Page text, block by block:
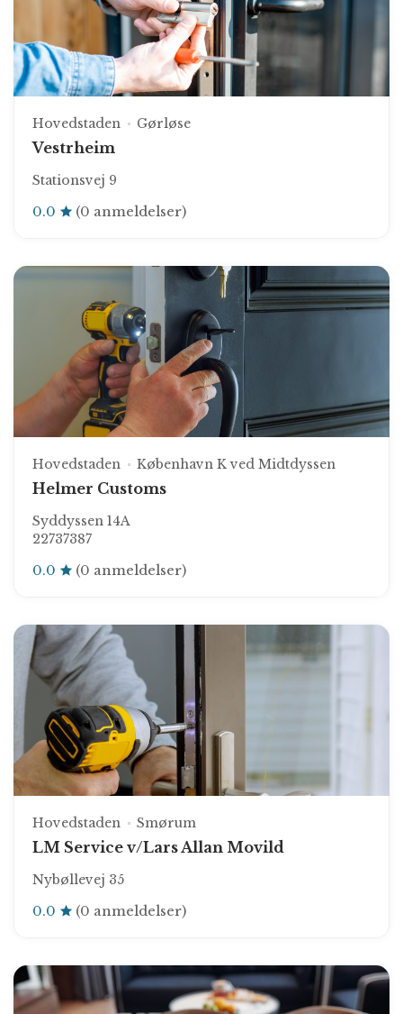
Hovedstaden Gørløse
Vestrheim
Stationsvej 9
0.0 (0 anmeldelser)
Hovedstaden København K ved Midtdyssen
Helmer Customs
Syddyssen 14A
22737387
0.0 (0 anmeldelser)
Hovedstaden Smørum
LM Service v/Lars Allan Movild
Nybøllevej 35
0.0 (0 anmeldelser)